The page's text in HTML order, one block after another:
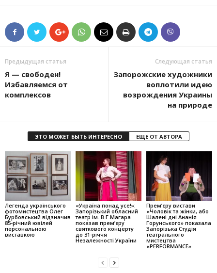
Предыдущая статья
Я — свободен!
Избавляемся от
комплексов
Следующая статья
Запорожские художники
воплотили идею
возрождения Украины
на природе
ЭТО МОЖЕТ БЫТЬ ИНТЕРЕСНО ЕЩЕ ОТ АВТОРА
Легенда українського
фотомистецтва Олег
Бурбовський відзначив
85-річний ювілей
персональною
виставкою
«Україна понад усе!»:
Запорізький обласний
театр ім. В.Г.Магара
показав прем’єру
святкового концерту
до 31-річчя
Незалежності України
Прем’єру вистави
«Чоловік та жінки, або
Шалені дні Ананія
Горунського» показала
Запорізька Студія
театрального
мистецтва
«PERFORMANCE»